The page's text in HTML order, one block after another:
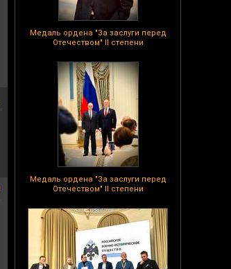
Медаль ордена "За заслуги перед
Отечеством" II степени
Медаль ордена "За заслуги перед
Отечеством" II степени